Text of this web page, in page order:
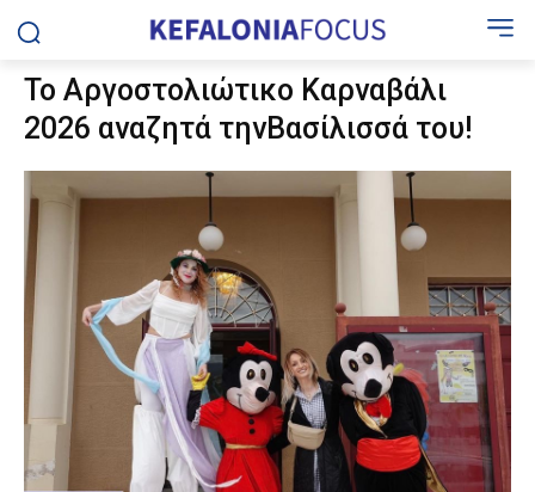
Το Αργοστολιώτικο Καρναβάλι
2026 αναζητά τηνΒασίλισσά του!